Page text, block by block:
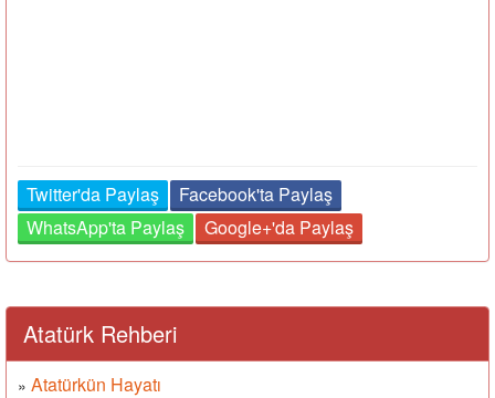
Twitter'da Paylaş
Facebook'ta Paylaş
WhatsApp'ta Paylaş
Google+'da Paylaş
Atatürk Rehberi
» Atatürkün Hayatı